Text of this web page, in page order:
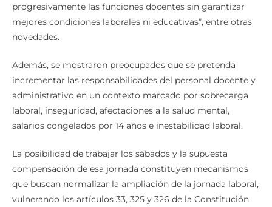
progresivamente las funciones docentes sin garantizar
mejores condiciones laborales ni educativas”, entre otras
novedades.
Además, se mostraron preocupados que se pretenda
incrementar las responsabilidades del personal docente y
administrativo en un contexto marcado por sobrecarga
laboral, inseguridad, afectaciones a la salud mental,
salarios congelados por 14 años e inestabilidad laboral.
La posibilidad de trabajar los sábados y la supuesta
compensación de esa jornada constituyen mecanismos
que buscan normalizar la ampliación de la jornada laboral,
vulnerando los artículos 33, 325 y 326 de la Constitución